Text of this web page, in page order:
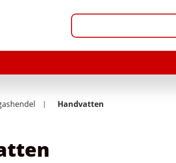
Handvatten